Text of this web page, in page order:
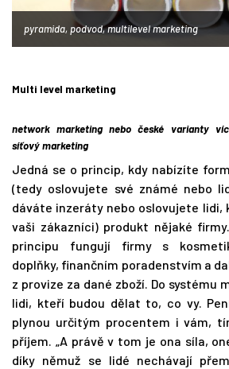
pyramida, podvod, multilevel marketing
Multi level marketing
network marketing nebo české varianty
síťový marketing
Jedná se o princip, kdy nabízíte
(tedy oslovujete své známé nebo
dáváte inzeráty nebo oslovujete lidi,
vaši zákazníci) produkt nějaké
principu fungují firmy s
doplňky, finančním poradenstvím a
z provize za dané zboží. Do systému
lidi, kteří budou dělat to, co vy.
plynou určitým procentem i vám,
příjem. „A právě v tom je ona síla,
díky němuž se lidé nechávají